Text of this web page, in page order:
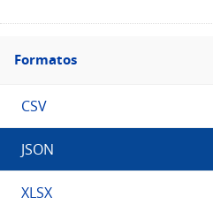
Filtro
Formatos
Formatos
CSV
JSON
XLSX